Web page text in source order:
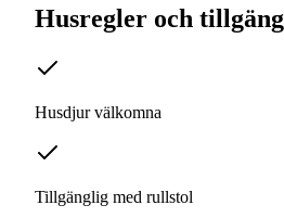
Husregler och
Husdjur välkomna
Tillgänglig med rullstol